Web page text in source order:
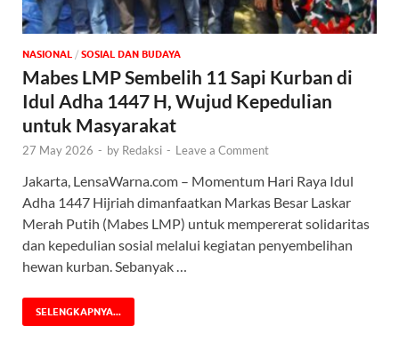
NASIONAL / SOSIAL DAN BUDAYA
Mabes LMP Sembelih 11 Sapi Kurban di
Idul Adha 1447 H, Wujud Kepedulian
untuk Masyarakat
27 May 2026 - by Redaksi - Leave a Comment
Jakarta, LensaWarna.com – Momentum Hari Raya Idul
Adha 1447 Hijriah dimanfaatkan Markas Besar Laskar
Merah Putih (Mabes LMP) untuk mempererat solidaritas
dan kepedulian sosial melalui kegiatan penyembelihan
hewan kurban. Sebanyak …
SELENGKAPNYA...